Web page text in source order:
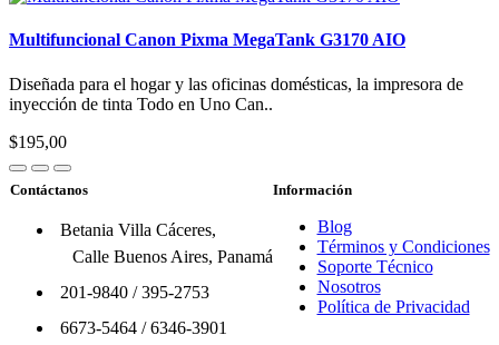
Multifuncional Canon Pixma MegaTank G3170 AIO
Diseñada para el hogar y las oficinas domésticas, la impresora de
inyección de tinta Todo en Uno Can..
$195,00
Contáctanos
Betania Villa Cáceres,
Calle Buenos Aires, Panamá
201-9840/395-2753
6673-5464/6346-3901
Información
Blog
Términos y Condiciones
Soporte Técnico
Nosotros
Política de Privacidad